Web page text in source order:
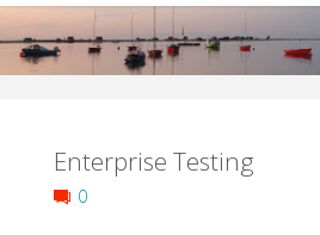
Enterprise Testing
0